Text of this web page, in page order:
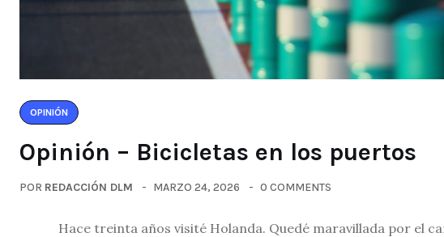
OPINIÓN
Opinión – Bicicletas en los puertos
POR REDACCIÓN DLM MARZO 24, 2026 0 COMMENTS
Hace treinta años visité Holanda. Quedé maravillada por el